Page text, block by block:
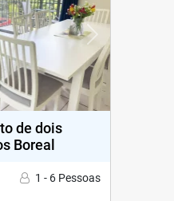
Next
de dois
Boreal
1 - 6 Pessoas